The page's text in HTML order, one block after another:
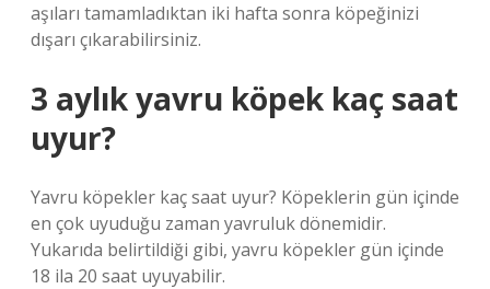
aşıları tamamladıktan iki hafta sonra köpeğinizi
dışarı çıkarabilirsiniz.
3 aylık yavru köpek kaç saat
uyur?
Yavru köpekler kaç saat uyur? Köpeklerin gün içinde
en çok uyuduğu zaman yavruluk dönemidir.
Yukarıda belirtildiği gibi, yavru köpekler gün içinde
18 ila 20 saat uyuyabilir.